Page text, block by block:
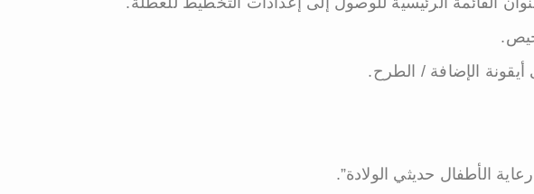
الإضافة / الطرح.
الأطفال حديثي الولادة”.